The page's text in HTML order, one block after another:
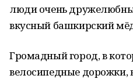
люди очень
вкусный башкирский
Громадный город, в
велосипедные дорожки,